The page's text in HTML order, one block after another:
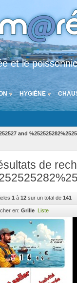
et le
HYGIÈNE
and
de
1 à 12 sur un total de 141
en: Grille Liste